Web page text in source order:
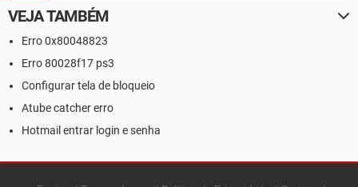
VEJA TAMBÉM
Erro 0x80048823
Erro 80028f17 ps3
Configurar tela de bloqueio
Atube catcher erro
Hotmail entrar login e senha